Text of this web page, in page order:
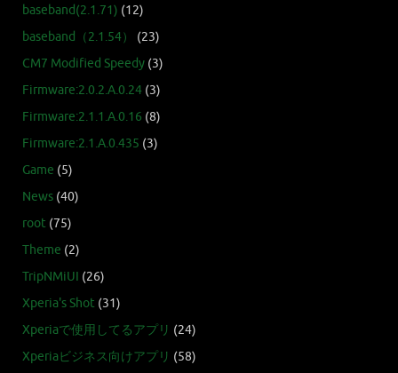
baseband(2.1.71) (12)
baseband（2.1.54）
(23)
CM7 Modified Speedy (3)
Firmware:2.0.2.A.0.24 (3)
Firmware:2.1.1.A.0.16 (8)
Firmware:2.1.A.0.435 (3)
Game (5)
News (40)
root (75)
Theme (2)
TripNMiUI (26)
Xperia's Shot (31)
Xperiaで使用してるアプリ (24)
Xperiaビジネス向けアプリ (58)